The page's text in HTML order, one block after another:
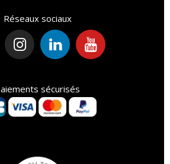
Réseaux sociaux
sécurisés